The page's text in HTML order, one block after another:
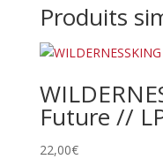
Produits
Future //
22,00€